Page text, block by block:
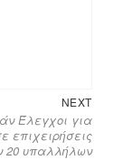
NEXTNext
post:
Έλεγχοι για
επιχειρήσεις
20 υπαλλήλων